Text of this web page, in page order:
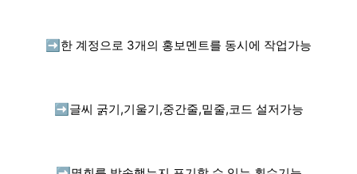
➡️ 한 계정으로 3개의 홍보멘트를 동시에 작업가능
➡️ 글씨 굵기,기울기,중간줄,밑줄,코드 설저가능